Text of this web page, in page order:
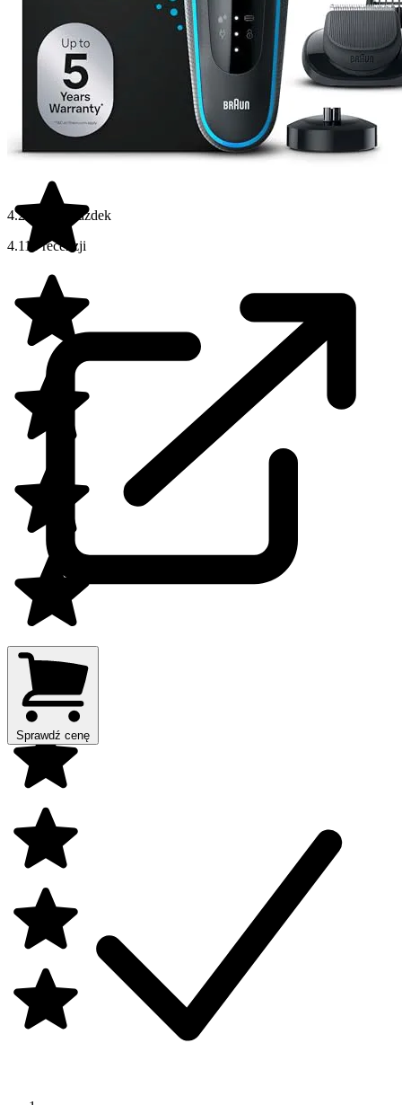
4.2 na 5 gwiazdek
4.116 recenzji
Sprawdź cenę